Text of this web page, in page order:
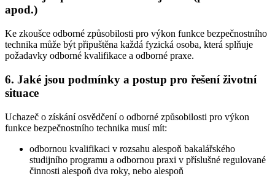
apod.)
Ke zkoušce odborné způsobilosti pro výkon funkce bezpečnostního
technika může být připuštěna každá fyzická osoba, která splňuje
požadavky odborné kvalifikace a odborné praxe.
6. Jaké jsou podmínky a postup pro řešení životní
situace
Uchazeč o získání osvědčení o odborné způsobilosti pro výkon
funkce bezpečnostního technika musí mít:
odbornou kvalifikaci v rozsahu alespoň bakalářského
studijního programu a odbornou praxi v příslušné regulované
činnosti alespoň dva roky, nebo alespoň